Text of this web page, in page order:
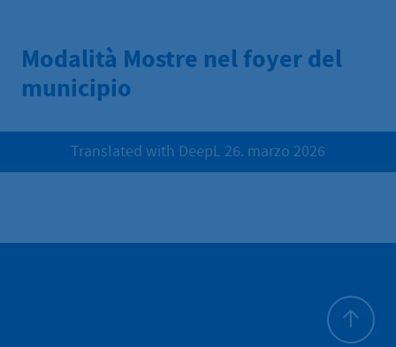
Modalità Mostre nel foyer del
municipio
Translated with DeepL 26. marzo 2026